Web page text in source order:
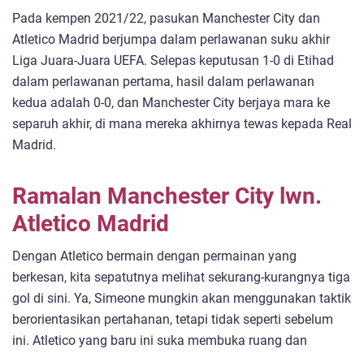
Pada kempen 2021/22, pasukan Manchester City dan
Atletico Madrid berjumpa dalam perlawanan suku akhir
Liga Juara-Juara UEFA. Selepas keputusan 1-0 di Etihad
dalam perlawanan pertama, hasil dalam perlawanan
kedua adalah 0-0, dan Manchester City berjaya mara ke
separuh akhir, di mana mereka akhirnya tewas kepada Real
Madrid.
Ramalan Manchester City lwn.
Atletico Madrid
Dengan Atletico bermain dengan permainan yang
berkesan, kita sepatutnya melihat sekurang-kurangnya tiga
gol di sini. Ya, Simeone mungkin akan menggunakan taktik
berorientasikan pertahanan, tetapi tidak seperti sebelum
ini. Atletico yang baru ini suka membuka ruang dan